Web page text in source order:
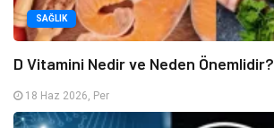
SAĞLIK
D Vitamini Nedir ve Neden Önemlidir?
18 Haz 2026, Per